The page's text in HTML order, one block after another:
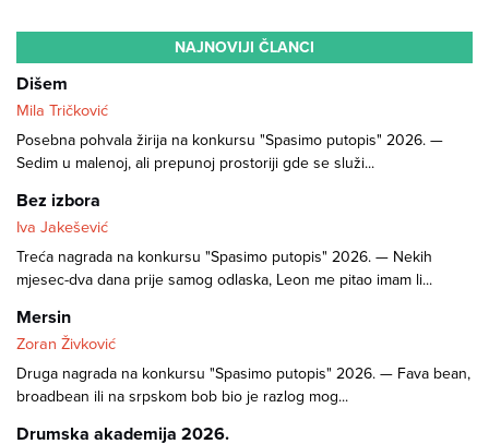
NAJNOVIJI ČLANCI
Dišem
Mila Tričković
Posebna pohvala žirija na konkursu "Spasimo putopis" 2026. —
Sedim u malenoj, ali prepunoj prostoriji gde se služi...
Bez izbora
Iva Jakešević
Treća nagrada na konkursu "Spasimo putopis" 2026. — Nekih
mjesec-dva dana prije samog odlaska, Leon me pitao imam li...
Mersin
Zoran Živković
Druga nagrada na konkursu "Spasimo putopis" 2026. — Fava bean,
broadbean ili na srpskom bob bio je razlog mog...
Drumska akademija 2026.